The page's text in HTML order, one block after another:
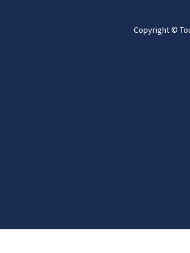
Copyright ©